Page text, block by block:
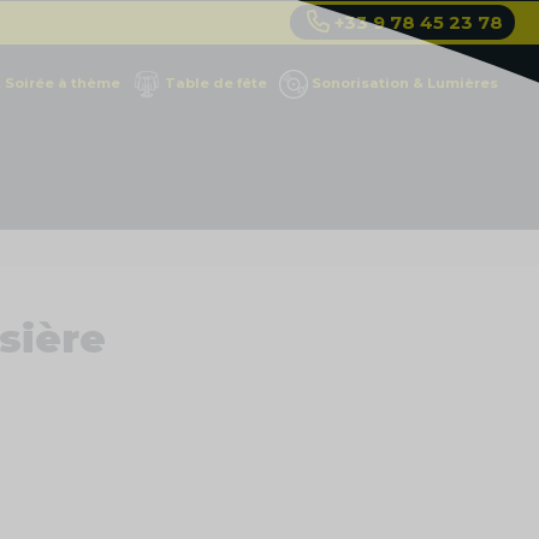
+33 9 78 45 23 78
Soirée à thème Table de fête Sonorisation & Lumières